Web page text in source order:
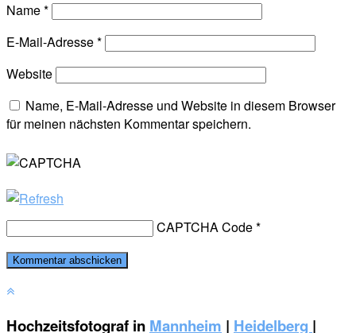
Name*
E-Mail-Adresse*
Website
Name, E-Mail-Adresse und Website in diesem Browser
für meinen nächsten Kommentar speichern.
CAPTCHA Code*
Hochzeitsfotograf in Mannheim | Heidelberg |